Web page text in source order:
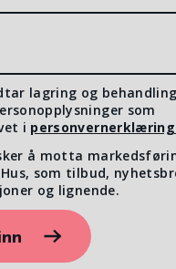
lagring og
som
i
å motta
som tilbud,
og lignende.